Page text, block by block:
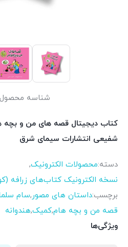
شناسه
کتاب دیجیتال قصه های من و بچه
شفیعی انتشارات سیمای شرق
دسته:محصولات الکترونیک,
نسخه الکترونیک کتاب‌های زرافه
برچسب:داستان های مصور,سام
قصه من و بچه هام,کمیک,هندوانه
ویژگی‌ها